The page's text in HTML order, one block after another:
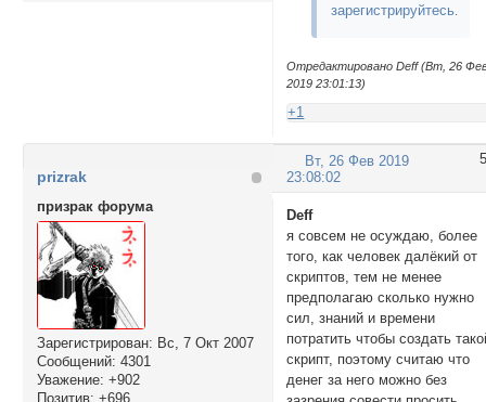
зарегистрируйтесь.
Отредактировано Deff (Вт, 26
2019 23:01:13)
+1
5
Вт, 26 Фев 2019
23:08:02
prizrak
призрак форума
Зарегистрирован: Вс, 7 Окт 2007
Сообщений: 4301
Уважение: +902
Позитив: +696
Deff
я совсем не осуждаю, более
того, как человек далёкий от
скриптов, тем не менее
предполагаю сколько нужно
сил, знаний и времени
потратить чтобы создать
скрипт, поэтому считаю что
денег за него можно без